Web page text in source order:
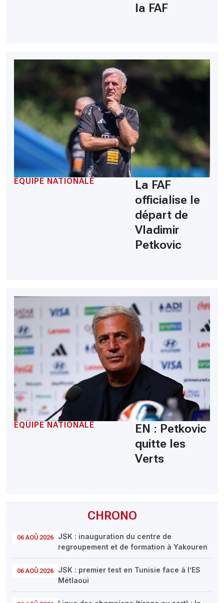
CHRONO
06 AOÛ 2026
JSK : inauguration du centre de
regroupement et de formation à Yakouren
06 AOÛ 2026
JSK : premier test en Tunisie face à l’ES
Métlaoui
la FAF
ÉQUIPE NATIONALE
La FAF
officialise le
départ de
Vladimir
Petkovic
ÉQUIPE NATIONALE
EN : Petkovic
quitte les
Verts